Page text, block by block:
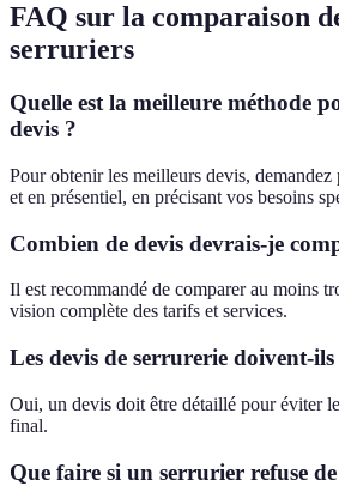
FAQ sur la comparaison
serruriers
Quelle est la meilleure méthode
devis ?
Pour obtenir les meilleurs devis,
et en présentiel, en précisant vos besoins
Combien de devis devrais-je
Il est recommandé de comparer au moins
vision complète des tarifs et services.
Les devis de serrurerie doivent-ils
Oui, un devis doit être détaillé pour éviter
final.
Que faire si un serrurier refuse